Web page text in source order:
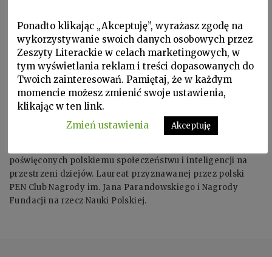
JERZY JEDLICKI ur. 1930, zm. 2018. Historyk idei, profesor
nauk humanistycznych, działacz opozycji w PRL. Autor
poświęconych polskiemu społeczeństwu i inteligencji na
przestrzeni dziejów. Laureat przyznawanej przez polski
PEN Club Nagrody im. Jana Parandowskiego i Nagrody
Fundacji na rzecz Nauki Polskiej.
Ponadto klikając „Akceptuję”, wyrażasz zgodę na
wykorzystywanie swoich danych osobowych przez
Zeszyty Literackie w celach marketingowych, w
tym wyświetlania reklam i treści dopasowanych do
Twoich zainteresowań. Pamiętaj, że w każdym
momencie możesz zmienić swoje ustawienia,
klikając w ten link.
Zmień ustawienia
Akceptuję